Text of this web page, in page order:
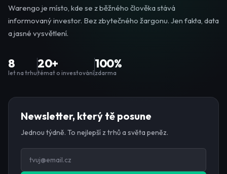
Warengo je místo, kde se z běžného člověka stává
informovaný investor. Bez zbytečného žargonu. Jen fakta, data
a jasné vysvětlení.
8
let na trhu
20+
témat o investování
100%
zdarma
Newsletter, který tě posune
Jednou týdně. To nejlepší z trhů a světa peněz.